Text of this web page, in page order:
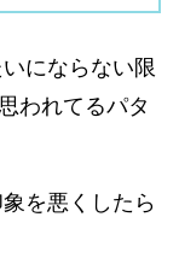
にならない限
われてるパタ
を悪くしたら